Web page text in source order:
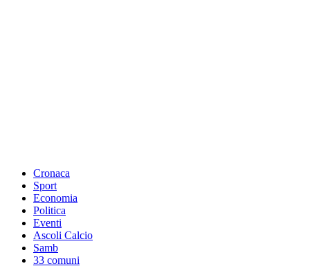
Cronaca
Sport
Economia
Politica
Eventi
Ascoli Calcio
Samb
33 comuni